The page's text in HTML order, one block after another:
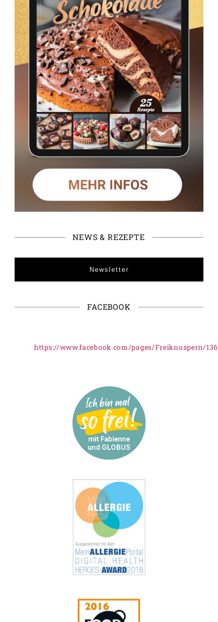
NEWS & REZEPTE
Newsletter
FACEBOOK
https://www.facebook.com/pages/Freiknuspern/